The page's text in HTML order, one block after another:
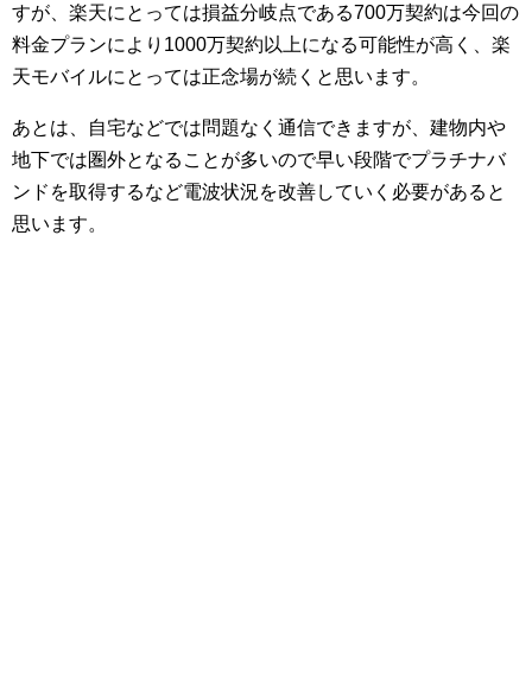
すが、楽天にとっては損益分岐点である700万契約は今回の
料金プランにより1000万契約以上になる可能性が高く、楽
天モバイルにとっては正念場が続くと思います。
あとは、自宅などでは問題なく通信できますが、建物内や
地下では圏外となることが多いので早い段階でプラチナバ
ンドを取得するなど電波状況を改善していく必要があると
思います。